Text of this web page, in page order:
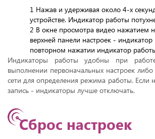
1 Нажав и удерживая около 4-х
устройстве. Индикатор работы
2 В окне просмотра видео нажатием
верхней панели настроек -
повторном нажатии индикатор
Индикаторы работы удобны при
выполнении первоначальных настроек
сети для определения режима работы. Если
запись - индикаторы лучше отключать.
Сброс настроек